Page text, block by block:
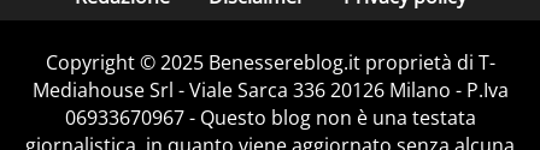
Copyright © 2025 Benessereblog.it proprietà di T-
Mediahouse Srl - Viale Sarca 336 20126 Milano - P.Iva
06933670967 - Questo blog non è una testata